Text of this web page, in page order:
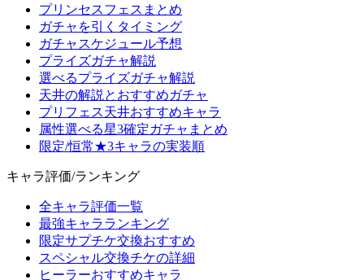
プリンセスフェスまとめ
ガチャを引くタイミング
ガチャスケジュール予想
プライズガチャ解説
選べるプライズガチャ解説
天井の解説とおすすめガチャ
プリフェス天井おすすめキャラ
属性選べる星3確定ガチャまとめ
限定/恒常★3キャラの実装順
キャラ評価/ランキング
全キャラ評価一覧
最強キャラランキング
限定サプチケ交換おすすめ
スペシャル交換チケの詳細
ヒーラーおすすめキャラ